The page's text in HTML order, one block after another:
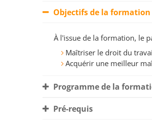
Objectifs de la formation
À l'issue de la formation, le
Maîtriser le droit du
Acquérir une meilleur
Programme de la
Pré-requis